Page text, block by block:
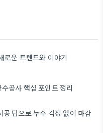
로운 트렌드와 이야기
공사 핵심 포인트 정리
팁으로 누수 걱정 없이 마감